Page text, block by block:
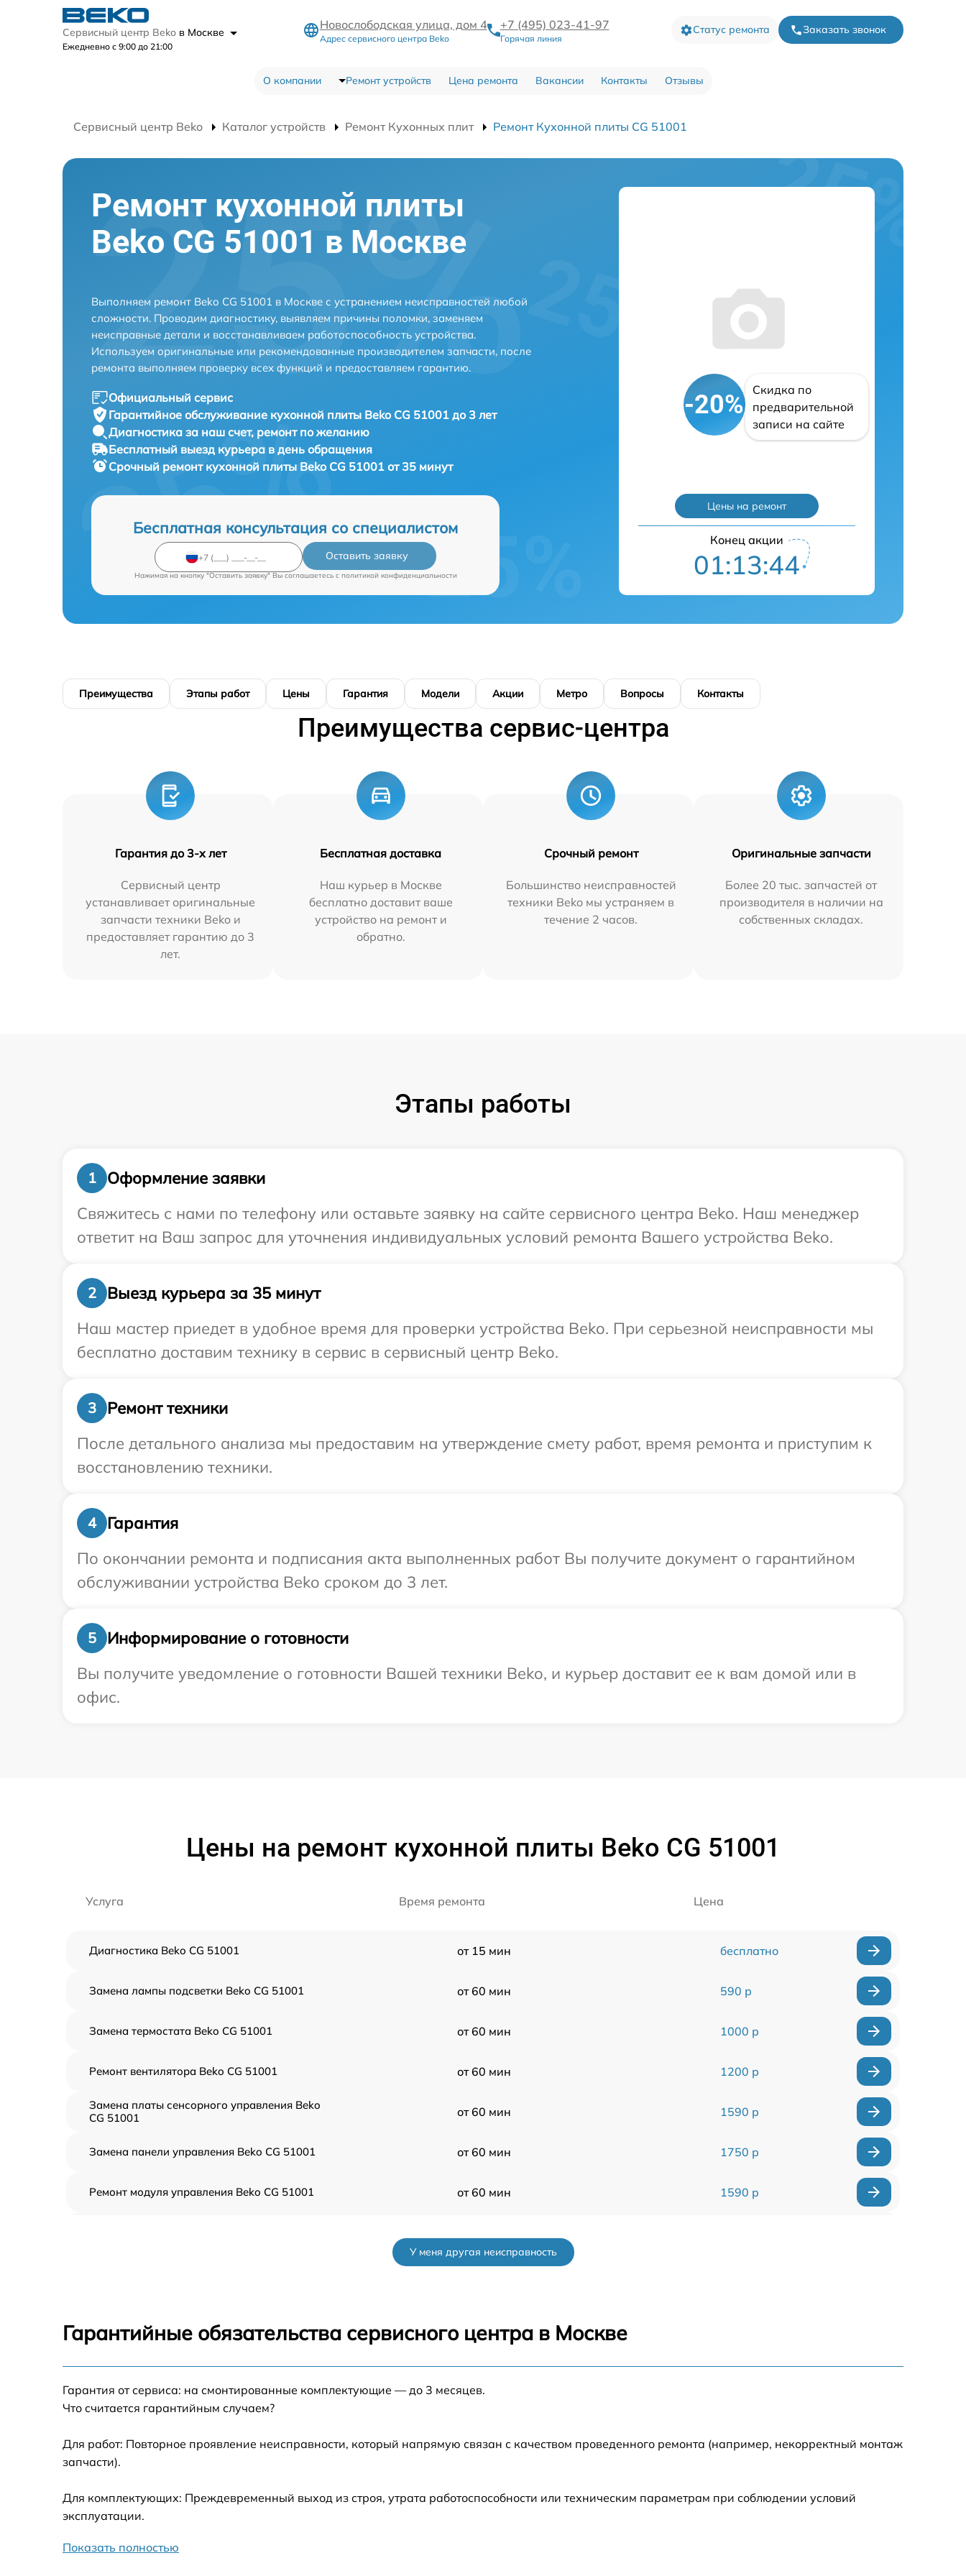
Сервисный центр Beko в Москве
Ежедневно с 9:00 до 21:00
Новослободская улица, дом 4
Адрес сервисного центра Beko
+7 (495) 023-41-97
Горячая линия
Статус ремонта Заказать звонок
О компании Ремонт устройств Цена ремонта Вакансии Контакты Отзывы
Сервисный центр Beko Каталог устройств Ремонт Кухонных плит Ремонт Кухонной плиты CG 51001
Ремонт кухонной плиты
Beko CG 51001 в Москве
Выполняем ремонт Beko CG 51001 в Москве с устранением неисправностей любой
сложности. Проводим диагностику, выявляем причины поломки, заменяем
неисправные детали и восстанавливаем работоспособность устройства.
Используем оригинальные или рекомендованные производителем запчасти, после
ремонта выполняем проверку всех функций и предоставляем гарантию.
Официальный сервис
Гарантийное обслуживание кухонной плиты Beko CG 51001 до 3 лет
Диагностика за наш счет, ремонт по желанию
Бесплатный выезд курьера в день обращения
Срочный ремонт кухонной плиты Beko CG 51001 от 35 минут
Бесплатная консультация со специалистом
Оставить заявку
Нажимая на кнопку "Оставить заявку" Вы соглашаетесь c политикой конфиденциальности
-20%
Скидка по
предварительной
записи на сайте
Цены на ремонт
Конец акции
01:13:43
Преимущества Этапы работ Цены Гарантия Модели Акции Метро Вопросы Контакты
Преимущества сервис-центра
Гарантия до 3-х лет
Сервисный центр
устанавливает оригинальные
запчасти техники Beko и
предоставляет гарантию до 3
лет.
Бесплатная доставка
Наш курьер в Москве
бесплатно доставит ваше
устройство на ремонт и
обратно.
Срочный ремонт
Большинство неисправностей
техники Beko мы устраняем в
течение 2 часов.
Оригинальные запчасти
Более 20 тыс. запчастей от
производителя в наличии на
собственных складах.
Этапы работы
1
Оформление заявки
Свяжитесь с нами по телефону или оставьте заявку на сайте сервисного центра Beko. Наш менеджер
ответит на Ваш запрос для уточнения индивидуальных условий ремонта Вашего устройства Beko.
2
Выезд курьера за 35 минут
Наш мастер приедет в удобное время для проверки устройства Beko. При серьезной неисправности мы
бесплатно доставим технику в сервис в сервисный центр Beko.
3
Ремонт техники
После детального анализа мы предоставим на утверждение смету работ, время ремонта и приступим к
восстановлению техники.
4
Гарантия
По окончании ремонта и подписания акта выполненных работ Вы получите документ о гарантийном
обслуживании устройства Beko сроком до 3 лет.
5
Информирование о готовности
Вы получите уведомление о готовности Вашей техники Beko, и курьер доставит ее к вам домой или в
офис.
Цены на ремонт кухонной плиты Beko CG 51001
Услуга Время ремонта Цена
Диагностика Beko CG 51001 от 15 мин бесплатно
Замена лампы подсветки Beko CG 51001 от 60 мин 590 р
Замена термостата Beko CG 51001 от 60 мин 1000 р
Ремонт вентилятора Beko CG 51001 от 60 мин 1200 р
Замена платы сенсорного управления Beko
CG 51001
от 60 мин 1590 р
Замена панели управления Beko CG 51001 от 60 мин 1750 р
Ремонт модуля управления Beko CG 51001 от 60 мин 1590 р
Ремонт конфорки с расширением Beko CG
от 60 мин
Замена конфорки керамической плиты Beko
Ремонт чугунной конфорки Beko CG 51001
Ремонт регулятора мощности конфорки Beko
У меня другая неисправность
Гарантийные обязательства сервисного центра в Москве
Гарантия от сервиса: на смонтированные комплектующие — до 3 месяцев.
Что считается гарантийным случаем?
Для работ: Повторное проявление неисправности, который напрямую связан с качеством проведенного ремонта (например, некорректный монтаж
запчасти).
Для комплектующих: Преждевременный выход из строя, утрата работоспособности или техническим параметрам при соблюдении условий
эксплуатации.
Показать полностью